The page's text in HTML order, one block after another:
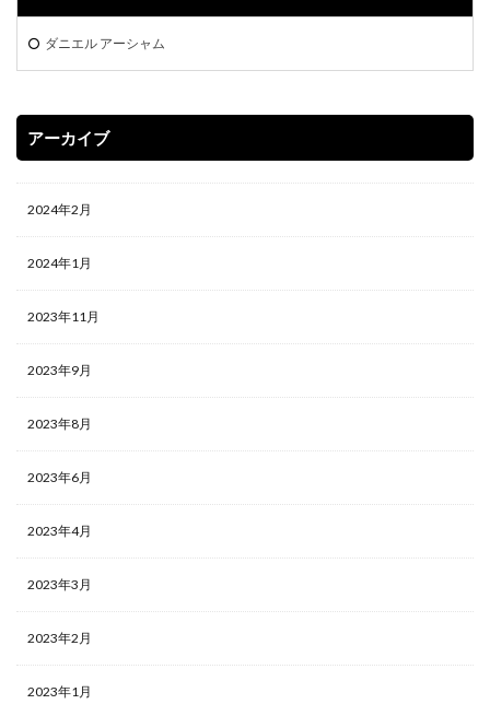
ダニエル アーシャム
アーカイブ
2024年2月
2024年1月
2023年11月
2023年9月
2023年8月
2023年6月
2023年4月
2023年3月
2023年2月
2023年1月